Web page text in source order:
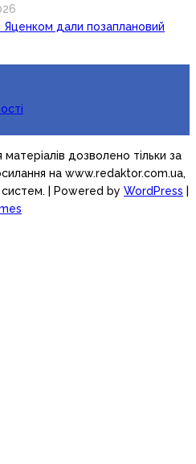
Яценком дали позаплановий
дозволено тільки за
на www.redaktor.com.ua,
| Powered by WordPress